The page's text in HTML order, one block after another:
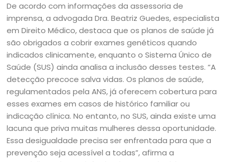
De acordo com informações da assessoria de
imprensa, a advogada Dra. Beatriz Guedes, especialista
em Direito Médico, destaca que os planos de saúde já
são obrigados a cobrir exames genéticos quando
indicados clinicamente, enquanto o Sistema Único de
Saúde (SUS) ainda analisa a inclusão desses testes. “A
detecção precoce salva vidas. Os planos de saúde,
regulamentados pela ANS, já oferecem cobertura para
esses exames em casos de histórico familiar ou
indicação clínica. No entanto, no SUS, ainda existe uma
lacuna que priva muitas mulheres dessa oportunidade.
Essa desigualdade precisa ser enfrentada para que a
prevenção seja acessível a todas”, afirma a